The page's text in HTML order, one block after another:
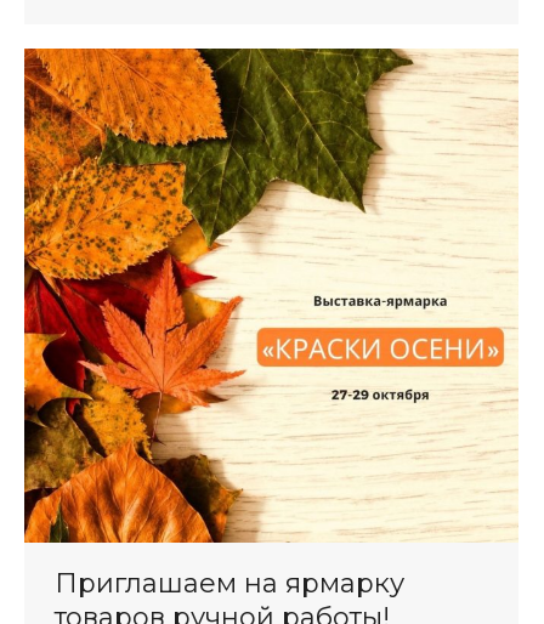
Приглашаем на ярмарку
товаров ручной работы!